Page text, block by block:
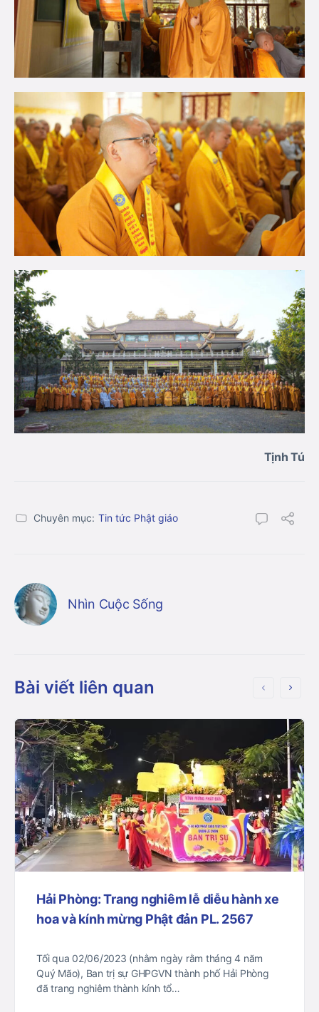
Tịnh Tú
Chuyên mục: Tin tức Phật giáo
Nhìn Cuộc Sống
Bài viết liên quan
Hải Phòng: Trang nghiêm lễ diễu hành xe
hoa và kính mừng Phật đản PL. 2567
Tối qua 02/06/2023 (nhằm ngày rằm tháng 4 năm
Quý Mão), Ban trị sự GHPGVN thành phố Hải Phòng
đã trang nghiêm thành kính tổ…